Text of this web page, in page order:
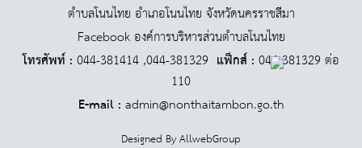
ตำบลโนนไทย อำเภอโนนไทย จังหวัดนครราชสีมา
Facebook องค์การบริหารส่วนตำบลโนนไทย
โทรศัพท์ : 044-381414 ,044-381329 แฟ็กส์ : 044-381329 ต่อ
110
E-mail : admin@nonthaitambon.go.th
Designed ByAllwebGroup